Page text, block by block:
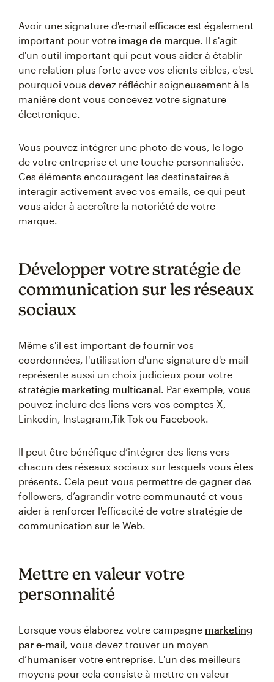
Avoir une signature d'e-mail efficace est également
important pour votre image de marque. Il s'agit
d'un outil important qui peut vous aider à établir
une relation plus forte avec vos clients cibles, c'est
pourquoi vous devez réfléchir soigneusement à la
manière dont vous concevez votre signature
électronique.
Vous pouvez intégrer une photo de vous, le logo
de votre entreprise et une touche personnalisée.
Ces éléments encouragent les destinataires à
interagir activement avec vos emails, ce qui peut
vous aider à accroître la notoriété de votre
marque.
Développer votre stratégie de
communication sur les réseaux
sociaux
Même s'il est important de fournir vos
coordonnées, l'utilisation d'une signature d'e-mail
représente aussi un choix judicieux pour votre
stratégie marketing multicanal. Par exemple, vous
pouvez inclure des liens vers vos comptes X,
Linkedin, Instagram,Tik-Tok ou Facebook.
Il peut être bénéfique d’intégrer des liens vers
chacun des réseaux sociaux sur lesquels vous êtes
présents. Cela peut vous permettre de gagner des
followers, d’agrandir votre communauté et vous
aider à renforcer l'efficacité de votre stratégie de
communication sur le Web.
Mettre en valeur votre
personnalité
Lorsque vous élaborez votre campagne marketing
par e-mail, vous devez trouver un moyen
d’humaniser votre entreprise. L'un des meilleurs
moyens pour cela consiste à mettre en valeur